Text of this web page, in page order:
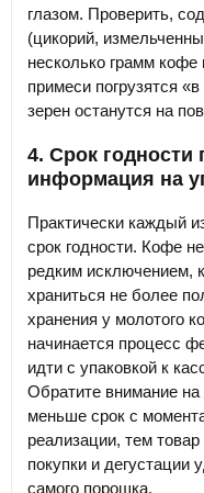
глазом. Проверить,
(цикорий,
несколько грамм кофе
примеси погрузятся
зерен останутся на
4. Срок годности
информация на
Практически каждый
срок годности. Кофе
редким исключением,
храниться не более
хранения у молотого
начинается процесс
идти с упаковкой к
Обратите внимание
меньше срок с
реализации, тем
покупки и дегустации
самого порошка.